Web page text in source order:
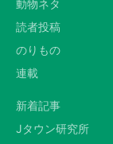
動物ネタ
読者投稿
のりもの
連載
新着記事
Jタウン研究所